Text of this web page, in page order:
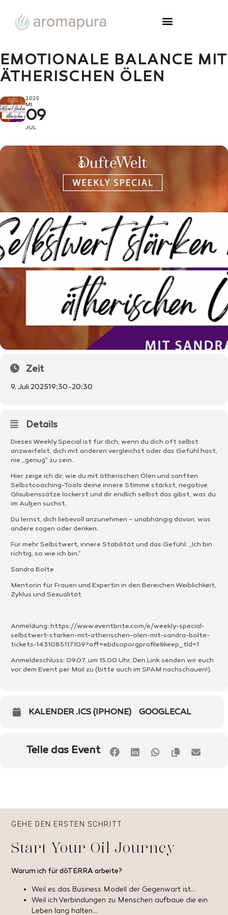
EMOTIONALE BALANCE MIT
ÄTHERISCHEN ÖLEN
2025
MI
09
JUL
Zeit
9. Juli 202519:30-20:30
Details
Dieses Weekly Special ist für dich, wenn du dich oft selbst
anzweifelst, dich mit anderen vergleichst oder das Gefühl hast,
nie „genug“ zu sein.
Hier zeige ich dir, wie du mit ätherischen Ölen und sanften
Selbstcoaching-Tools deine innere Stimme stärkst, negative
Glaubenssätze lockerst und dir endlich selbst das gibst, was du
im Außen suchst.
Du lernst, dich liebevoll anzunehmen – unabhängig davon, was
andere sagen oder denken.
Für mehr Selbstwert, innere Stabilität und das Gefühl: „Ich bin
richtig, so wie ich bin.“
Sandra Bolte
Mentorin für Frauen und Expertin in den Bereichen Weiblichkeit,
Zyklus und Sexualität
Anmeldung: https://www.eventbrite.com/e/weekly-special-
selbstwert-starken-mit-atherischen-olen-mit-sandra-bolte-
tickets-1431085117109?aff=ebdsoporgprofile&keep_tld=1
Anmeldeschluss: 09.07. um 15.00 Uhr. Den Link senden wir euch
vor dem Event per Mail zu (bitte auch im SPAM nachschauen!).
KALENDER .ICS (IPHONE) GOOGLECAL
Teile das Event
GEHE DEN ERSTEN SCHRITT
Start Your Oil Journey
Warum ich für dōTERRA arbeite?
Weil es das Business Modell der Gegenwart ist…
Weil ich Verbindungen zu Menschen aufbaue die ein
Leben lang halten…